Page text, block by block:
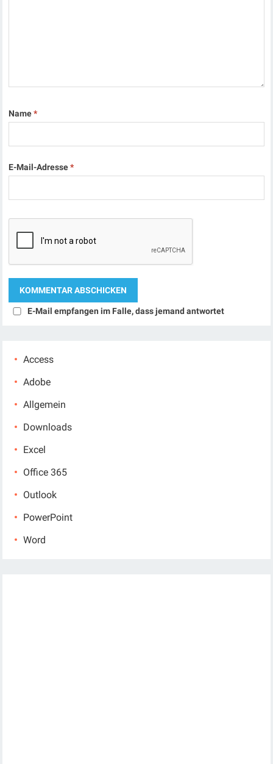
Name*
E-Mail-Adresse*
E-Mail empfangen im Falle, dass jemand antwortet
Access
Adobe
Allgemein
Downloads
Excel
Office 365
Outlook
PowerPoint
Word